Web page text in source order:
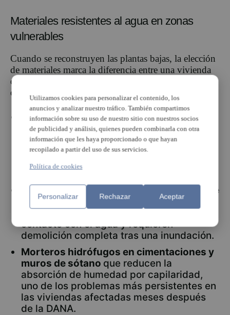
Materiales resistentes al agua en zonas
vulnerables
Cuando se reconstruyen las plantas bajas, la elección
de materiales marca la diferencia entre una vivienda
que se recupera en días y otra que necesita meses de
obra. Las recomendaciones técnicas pasan por:
Revestimientos cerámicos o de gres
porcelánicoen lugar de parquet,
laminados o moqueta en plantas bajas y
garajes. Estos materiales resisten el
contacto prolongado con el agua sin
deteriorarse.
Tabiquería de ladrillo macizo o bloques de
hormigónfrente a los tabiques de yeso
laminado (pladur), que se destruyen al
contacto con el agua y requieren
demolición completa tras una inundación.
Morteros hidrófugos en cimentaciones y
muros de sótano que reducen la
absorción de humedad por capilaridad,
uno de los problemas más persistentes en
las viviendas afectadas meses después
de la DANA.
Utilizamos cookies para personalizar el contenido, los
anuncios y analizar nuestro tráfico. También compartimos
información sobre su uso de nuestro sitio con nuestros socios
de publicidad y análisis, quienes pueden combinarla con otra
información que les haya proporcionado o que hayan
recopilado a partir del uso de sus servicios.
Política de cookies
Personalizar Rechazar Aceptar